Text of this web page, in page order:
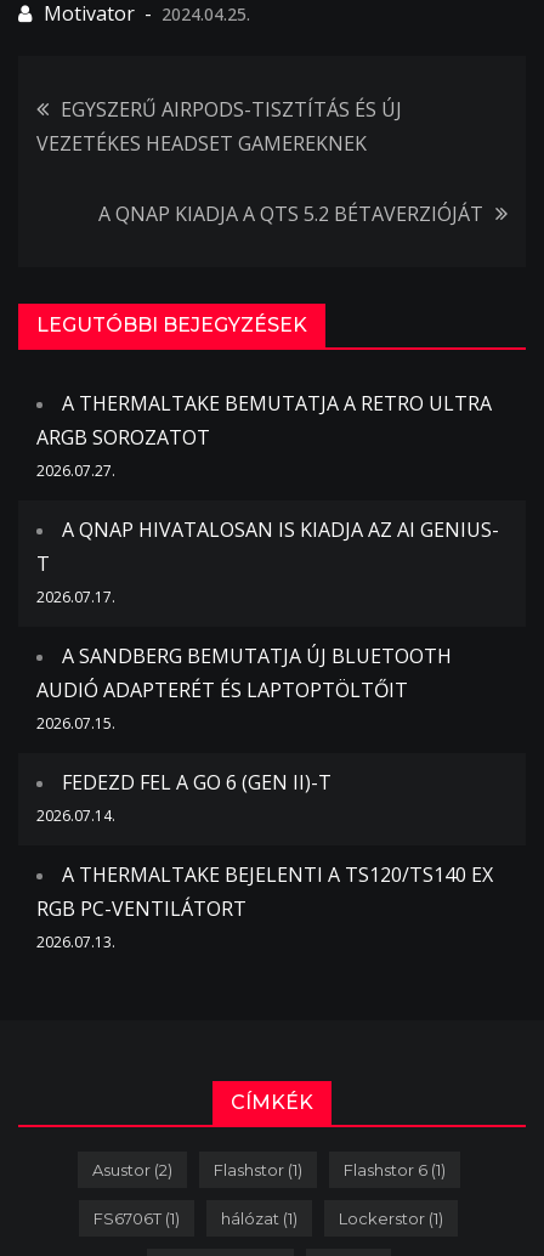
2024.04.25.
Bejegyzés
EGYSZERŰ AIRPODS-TISZTÍTÁS ÉS ÚJ
VEZETÉKES HEADSET GAMEREKNEK
A QNAP KIADJA A QTS 5.2 BÉTAVERZIÓJÁT
LEGUTÓBBI BEJEGYZÉSEK
A THERMALTAKE BEMUTATJA A RETRO ULTRA
ARGB SOROZATOT
2026.07.27.
A QNAP HIVATALOSAN IS KIADJA AZ AI GENIUS-
T
2026.07.17.
A SANDBERG BEMUTATJA ÚJ BLUETOOTH
AUDIÓ ADAPTERÉT ÉS LAPTOPTÖLTŐIT
2026.07.15.
FEDEZD FEL A GO 6 (GEN II)-T
2026.07.14.
A THERMALTAKE BEJELENTI A TS120/TS140 EX
RGB PC-VENTILÁTORT
2026.07.13.
CÍMKÉK
Asustor(2) Flashstor(1) Flashstor 6(1)
FS6706T (1) hálózat (1) Lockerstor (1)